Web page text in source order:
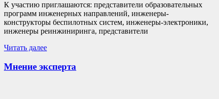
К участию приглашаются: представители образовательных
программ инженерных направлений, инженеры-
конструкторы беспилотных систем, инженеры-электроники,
инженеры реинжиниринга, представители
Читать далее
Мнение эксперта